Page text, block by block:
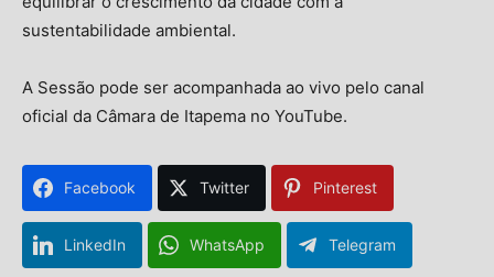
sustentabilidade ambiental.
A Sessão pode ser acompanhada ao vivo pelo canal
oficial da Câmara de Itapema no YouTube.
Facebook Twitter Pinterest
LinkedIn WhatsApp Telegram